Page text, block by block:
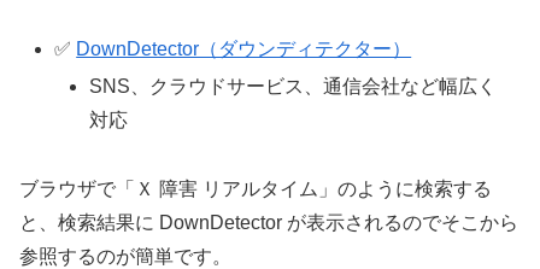
✅ DownDetector（ダウンディテクター）
SNS、クラウドサービス、通信会社など幅広く
対応
ブラウザで「Ｘ 障害 リアルタイム」のように検索する
と、検索結果に DownDetector が表示されるのでそこから
参照するのが簡単です。